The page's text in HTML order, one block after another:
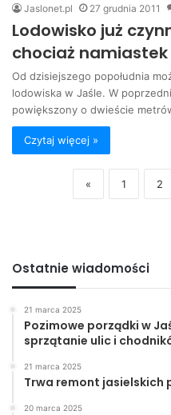
Jaslonet.pl 27 grudnia 2011
Lodowisko już
chociaż
Od dzisiejszego popołudnia
lodowiska w Jaśle. W
powiększony o dwieście
Czytaj więcej »
« 1 2
Ostatnie wiadomości
21 marca 2025
Pozimowe porządki w
sprzątanie ulic i
21 marca 2025
Trwa remont jasielskich
20 marca 2025